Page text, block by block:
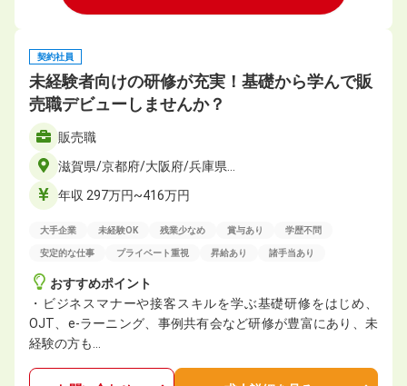
契約社員
未経験者向けの研修が充実！基礎から学んで販
売職デビューしませんか？
販売職
滋賀県/京都府/大阪府/兵庫県…
年収 297万円~416万円
大手企業 未経験OK 残業少なめ 賞与あり 学歴不問
安定的な仕事 プライベート重視 昇給あり 諸手当あり
おすすめポイント
・ビジネスマナーや接客スキルを学ぶ基礎研修をはじめ、
OJT、e-ラーニング、事例共有会など研修が豊富にあり、未
経験の方も…